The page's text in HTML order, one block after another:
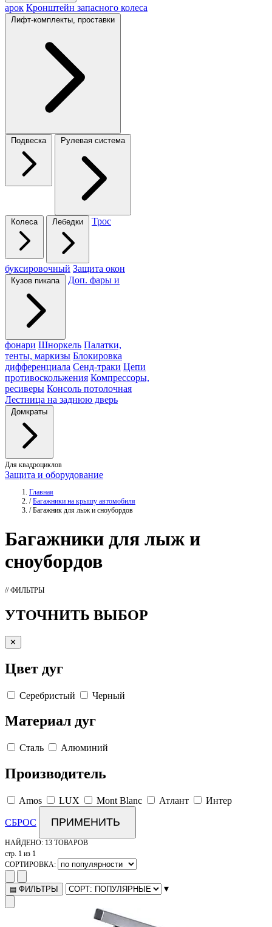
арок Кронштейн запасного колеса
Лифт-комплекты, проставки
Подвеска Рулевая система
Колеса Лебедки Трос
буксировочный Защита окон
Кузов пикапа Доп. фары и
фонари Шноркель Палатки,
тенты, маркизы Блокировка
дифференциала Сенд-траки Цепи
противоскольжения Компрессоры,
ресиверы Консоль потолочная
Лестница на заднюю дверь
Домкраты
Для квадроциклов
Защита и оборудование
Главная
/ Багажники на крышу автомобиля
/ Багажник для лыж и сноубордов
Багажники для лыж и
сноубордов
// ФИЛЬТРЫ
УТОЧНИТЬ ВЫБОР
✕
Цвет дуг
Серебристый Черный
Материал дуг
Сталь Алюминий
Производитель
Amos LUX Mont Blanc Атлант Интер
СБРОС ПРИМЕНИТЬ
НАЙДЕНО: 13 ТОВАРОВ
стр. 1 из 1
СОРТИРОВКА:
▤ ФИЛЬТРЫ ▾